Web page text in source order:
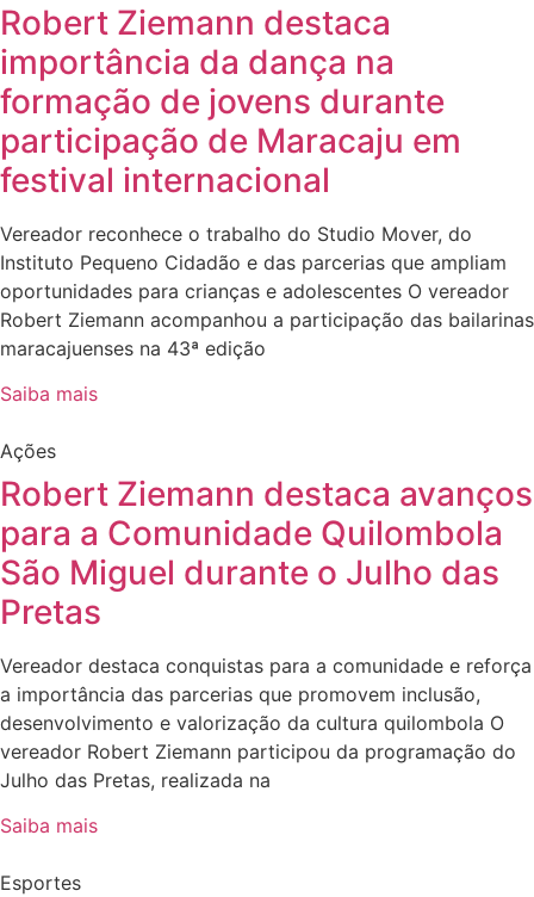
Robert Ziemann destaca
importância da dança na
formação de jovens durante
participação de Maracaju em
festival internacional
Vereador reconhece o trabalho do Studio Mover, do
Instituto Pequeno Cidadão e das parcerias que ampliam
oportunidades para crianças e adolescentes O vereador
Robert Ziemann acompanhou a participação das bailarinas
maracajuenses na 43ª edição
Saiba mais
Ações
Robert Ziemann destaca avanços
para a Comunidade Quilombola
São Miguel durante o Julho das
Pretas
Vereador destaca conquistas para a comunidade e reforça
a importância das parcerias que promovem inclusão,
desenvolvimento e valorização da cultura quilombola O
vereador Robert Ziemann participou da programação do
Julho das Pretas, realizada na
Saiba mais
Esportes